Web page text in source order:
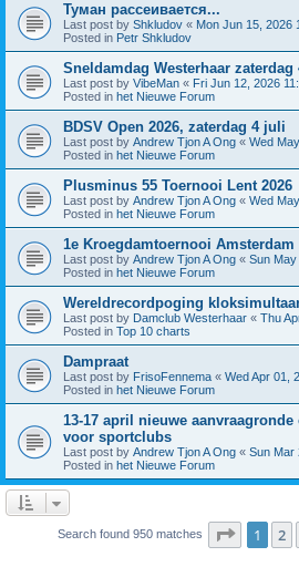
Туман рассеивается...
Last post by Shkludov « Mon Jun 15, 2026
Posted in Petr Shkludov
Sneldamdag Westerhaar zaterdag
Last post by VibeMan « Fri Jun 12, 2026
Posted in het Nieuwe Forum
BDSV Open 2026, zaterdag 4 juli
Last post by Andrew Tjon A Ong « Wed
Posted in het Nieuwe Forum
Plusminus 55 Toernooi Lent 2026
Last post by Andrew Tjon A Ong « Wed
Posted in het Nieuwe Forum
1e Kroegdamtoernooi Amsterdam
Last post by Andrew Tjon A Ong « Sun
Posted in het Nieuwe Forum
Wereldrecordpoging
Last post by Damclub Westerhaar « Thu
Posted in Top 10 charts
Dampraat
Last post by FrisoFennema « Wed Apr 01,
Posted in het Nieuwe Forum
13-17 april nieuwe
voor sportclubs
Last post by Andrew Tjon A Ong « Sun Mar
Posted in het Nieuwe Forum
Search found 950 matches Page 1of
1 2